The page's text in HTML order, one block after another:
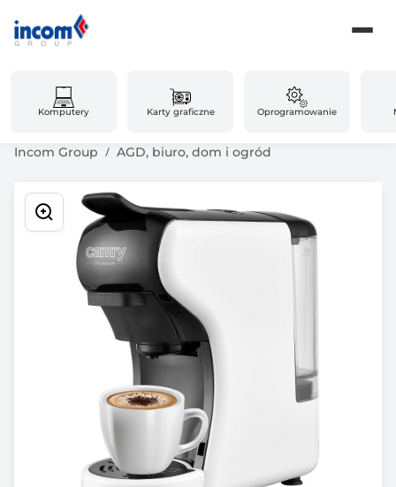
Komputery Karty graficzne Oprogramowanie
Incom Group AGD, biuro, dom i ogród